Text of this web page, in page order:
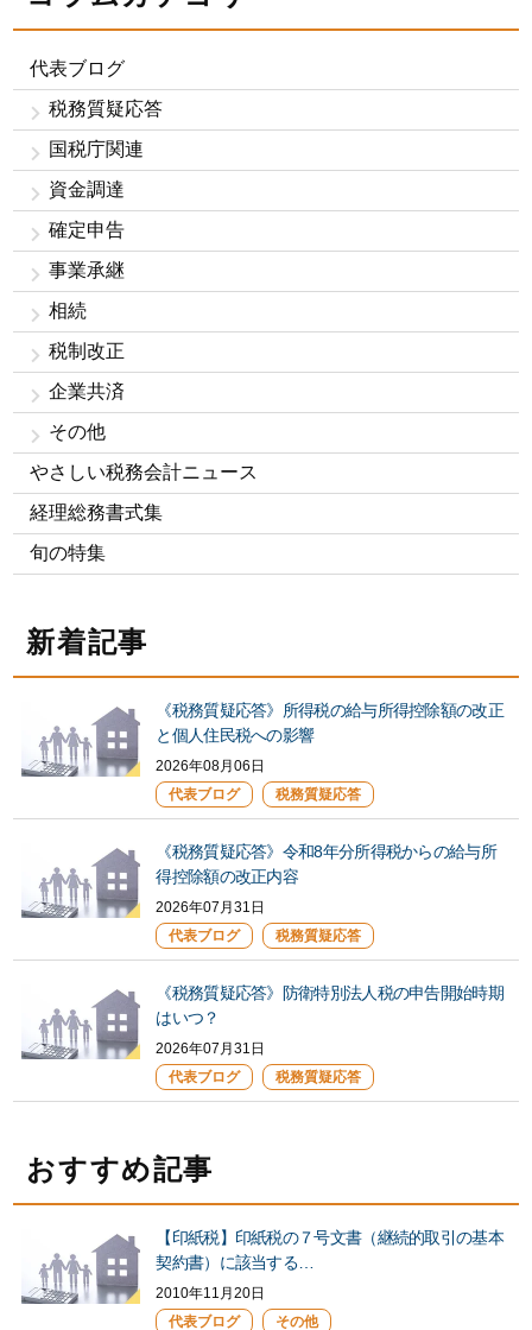
代表ブログ
税務質疑応答
国税庁関連
資金調達
確定申告
事業承継
相続
税制改正
企業共済
その他
やさしい税務会計ニュース
経理総務書式集
旬の特集
新着記事
《税務質疑応答》所得税の給与所得控除額の改正
と個人住民税への影響
2026年08月06日
代表ブログ
税務質疑応答
《税務質疑応答》令和8年分所得税からの給与所
得控除額の改正内容
2026年07月31日
代表ブログ
税務質疑応答
《税務質疑応答》防衛特別法人税の申告開始時期
はいつ？
2026年07月31日
代表ブログ
税務質疑応答
おすすめ記事
【印紙税】印紙税の７号文書（継続的取引の基本
契約書）に該当する…
2010年11月20日
代表ブログ
その他